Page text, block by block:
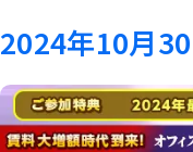
2024年10月